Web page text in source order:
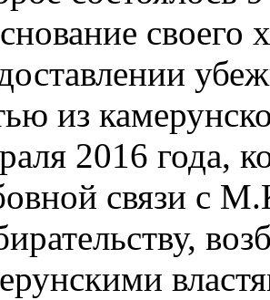
своего
из
2016 года,
связи с